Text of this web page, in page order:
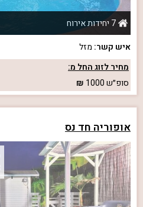
7 יחידות אירוח
איש קשר: מזל
מחיר לזוג החל מ:
סופ״ש1000
אופוריה חד נס